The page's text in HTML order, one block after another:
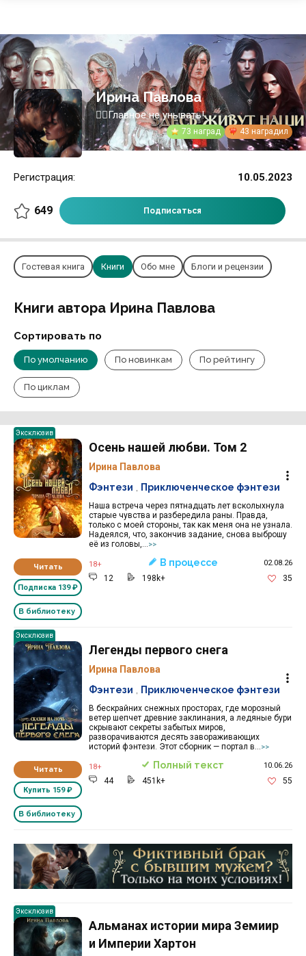
Ирина Павлова
🧙‍♀️Главное не унывать!
73 наград 43 наградил
10.05.2023
Регистрация:
649 Подписаться
Гостевая книга Книги Обо мне Блоги и рецензии
Книги автора Ирина Павлова
Сортировать по
По умолчанию По новинкам По рейтингу
По циклам
Эксклюзив
Читать
Подписка 139 ₽
В библиотеку
Осень нашей любви. Том 2
Ирина Павлова
Наша встреча через пятнадцать лет всколыхнула
старые чувства и разбередила раны. Правда,
только с моей стороны, так как меня она не узнала.
Надеялся, что, закончив задание, снова выброшу
её из головы,...>>
Фэнтези Приключенческое фэнтези
18+ В процессе 02.08.26
12 198k+ 35
Эксклюзив
Читать
Купить 159 ₽
В библиотеку
Легенды первого снега
Ирина Павлова
В бескрайних снежных просторах, где морозный
ветер шепчет древние заклинания, а ледяные бури
скрывают секреты забытых миров,
разворачиваются десять завораживающих
историй фэнтези. Этот сборник — портал в...>>
Фэнтези Приключенческое фэнтези
18+ Полный текст 10.06.26
44 451k+ 55
Реклама 16+ АО «ЛитГород»
Эксклюзив
Альманах истории мира Земиир
и Империи Хартон